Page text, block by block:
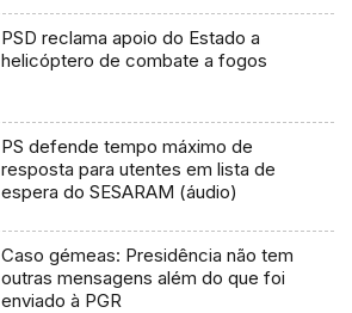
PSD reclama apoio do Estado a
helicóptero de combate a fogos
PS defende tempo máximo de
resposta para utentes em lista de
espera do SESARAM (áudio)
Caso gémeas: Presidência não tem
outras mensagens além do que foi
enviado à PGR